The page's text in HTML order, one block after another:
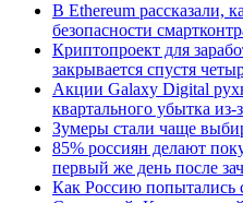
В Ethereum рассказали,
безопасности
Криптопроект для
закрывается спустя
Акции Galaxy Digital
квартального убытка
Зумеры стали чаще
85% россиян делают
первый же день после
Как Россию попытались